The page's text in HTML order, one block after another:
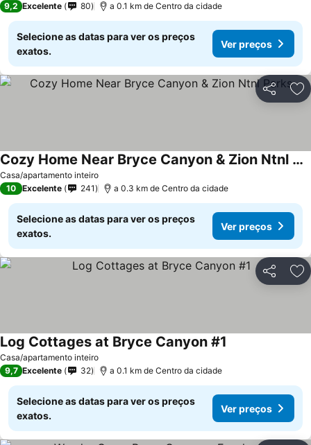
9,2 Excelente 80 a 0.1 km de Centro da cidade
Selecione as datas para ver os preços
exatos.
Ver preços
Partilhar
Casa/apartamento inteiro
Cozy Home Near Bryce Canyon & Zion Ntnl Parks
10 Excelente 241 a 0.3 km de Centro da cidade
Selecione as datas para ver os preços
exatos.
Ver preços
Partilhar
Casa/apartamento inteiro
Log Cottages at Bryce Canyon #1
9,7 Excelente 32 a 0.1 km de Centro da cidade
Selecione as datas para ver os preços
exatos.
Ver preços